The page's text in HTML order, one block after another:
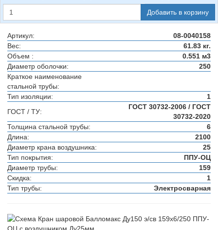
Добавить в корзину
Артикул:
08-0040158
Вес:
61.83 кг.
Объем :
0.551 м3
Диаметр оболочки:
250
Краткое наименование
стальной трубы:
Тип изоляции:
1
ГОСТ / ТУ:
ГОСТ 30732-2006 / ГОСТ
30732-2020
Толщина стальной трубы:
6
Длина:
2100
Диаметр крана воздушника:
25
Тип покрытия:
ППУ-ОЦ
Диаметр трубы:
159
Скидка:
1
Тип трубы:
Электросварная